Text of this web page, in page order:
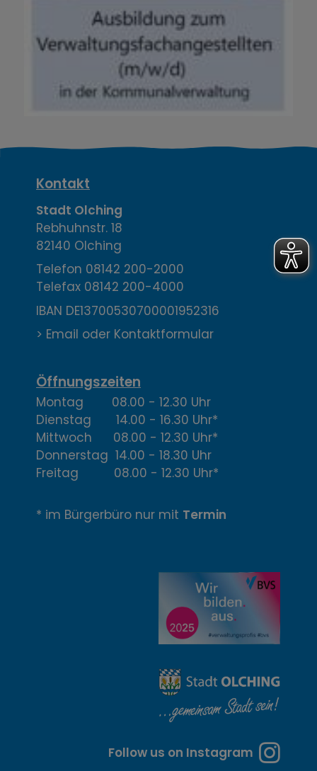
K
o
n
t
a
k
,
Ö
f
f
n
u
Kontakt
Stadt Olching
Rebhuhnstr. 18
82140 Olching
Telefon 08142 200-2000
Telefax 08142 200-4000
IBAN DE13700530700001952316
> Email oder Kontaktformular
Öffnungszeiten
Montag 08.00 - 12.30 Uhr
Dienstag 14.00 - 16.30 Uhr*
Mittwoch 08.00 - 12.30 Uhr*
Donnerstag 14.00 - 18.30 Uhr
Freitag 08.00 - 12.30 Uhr*
* im Bürgerbüro nur mit Termin
Follow us on Instagram